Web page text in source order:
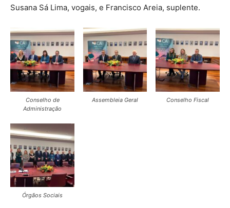
Susana Sá Lima, vogais, e Francisco Areia, suplente.
Conselho de
Administração
Assembleia Geral Conselho Fiscal
Órgãos Sociais